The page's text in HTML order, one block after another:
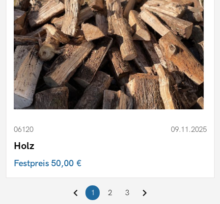
06120 09.11.2025
Holz
Festpreis50,00 €
1 2 3